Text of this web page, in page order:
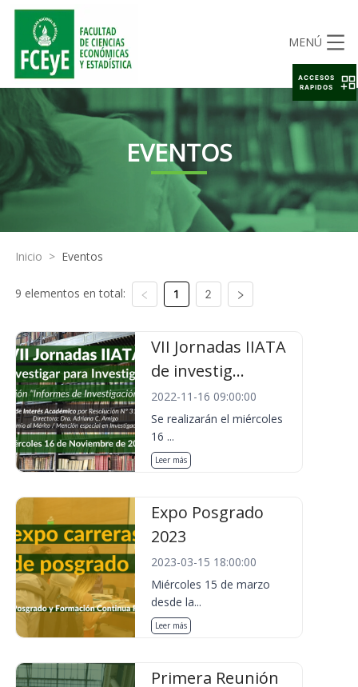
MENÚ
EVENTOS
Inicio > Eventos
9 elementos en total: 1 2
VII Jornadas IIATA
de investig...
2022-11-16 09:00:00
Se realizarán el miércoles
16 ...
Leer más
Expo Posgrado
2023
2023-03-15 18:00:00
Miércoles 15 de marzo
desde la...
Leer más
Primera Reunión
ACCESOS
RAPIDOS